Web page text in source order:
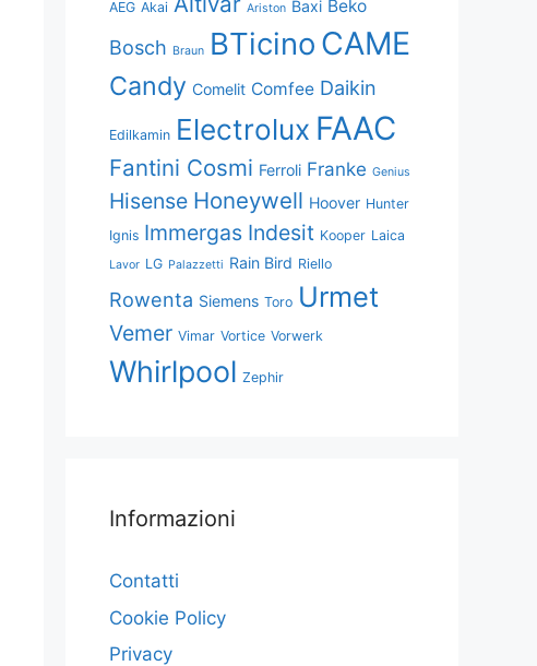
AEG Akai Ariston Baxi Beko
Bosch Braun BTicino CAME
Candy Comelit Comfee Daikin
Edilkamin Electrolux FAAC
Fantini Cosmi Ferroli Franke Genius
Hisense Honeywell Hoover Hunter
Ignis Immergas Indesit Kooper Laica
Lavor LG Palazzetti Rain Bird Riello
Rowenta Siemens Toro Urmet
Vemer Vimar Vortice Vorwerk
Whirlpool Zephir
Informazioni
Contatti
Cookie Policy
Privacy